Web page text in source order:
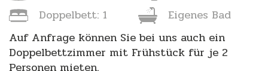
Doppelbett: 1
Eigenes Bad
Auf Anfrage können Sie bei uns auch ein
Doppelbettzimmer mit Frühstück für je 2
Personen mieten.